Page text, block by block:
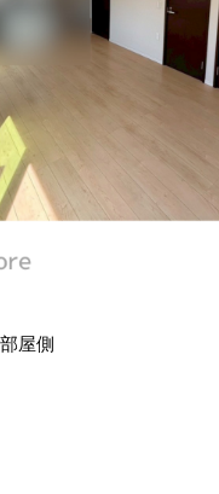
屋側